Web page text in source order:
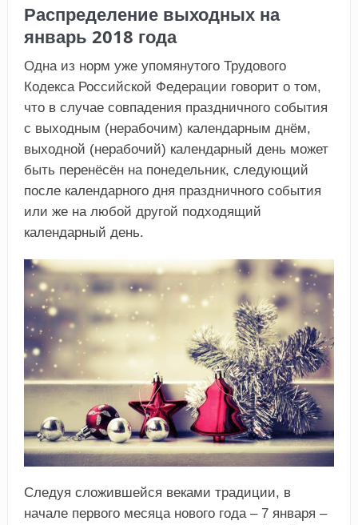
Распределение выходных на
январь 2018 года
Одна из норм уже упомянутого Трудового
Кодекса Российской Федерации говорит о том,
что в случае совпадения праздничного события
с выходным (нерабочим) календарным днём,
выходной (нерабочий) календарный день может
быть перенёсён на понедельник, следующий
после календарного дня праздничного события
или же на любой другой подходящий
календарный день.
Следуя сложившейся веками традиции, в
начале первого месяца нового года – 7 января –